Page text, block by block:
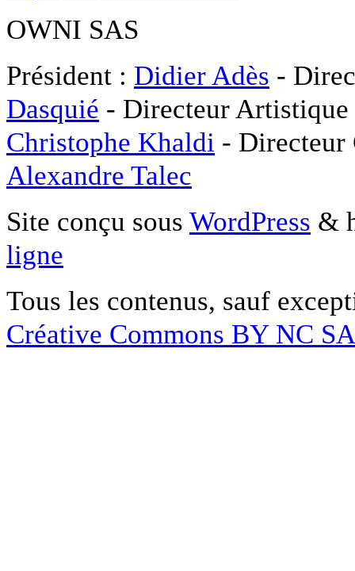
OWNI SAS
Président : Didier Adès -
Dasquié - Directeur
Christophe Khaldi -
Alexandre Talec
Site conçu sous WordPress &
ligne
Tous les contenus, sauf
Créative Commons BY NC SA